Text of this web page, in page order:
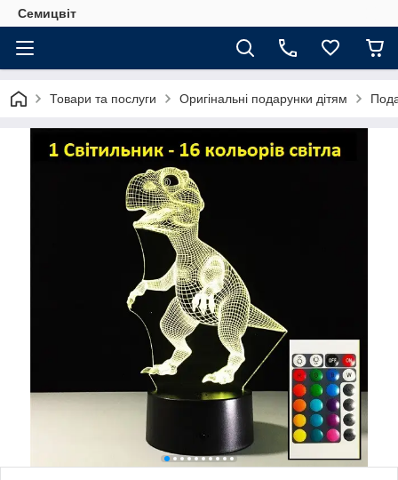
Семицвіт
Товари та послуги Оригінальні подарунки дітям